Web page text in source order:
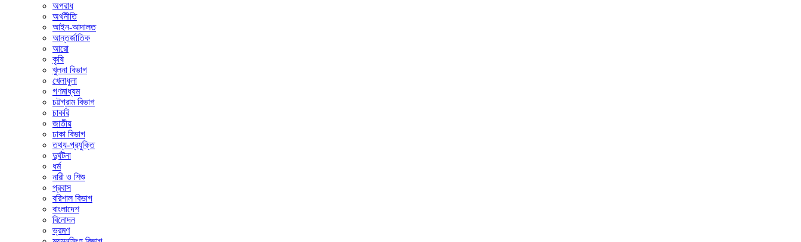
অপরাধ
অর্থনীতি
আইন-আদালত
আন্তর্জাতিক
আরো
কৃষি
খুলনা বিভাগ
খেলাধুলা
গণমাধ্যম
চট্টগ্রাম বিভাগ
চাকরি
জাতীয়
ঢাকা বিভাগ
তথ্য-প্রযুক্তি
দুর্ঘটনা
ধর্ম
নারী ও শিশু
প্রবাস
বরিশাল বিভাগ
বাংলাদেশ
বিনোদন
ভ্রমণ